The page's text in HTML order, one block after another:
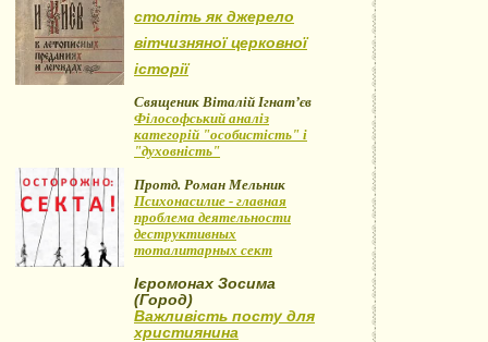
століть як джерело
вітчизняної церковної
історії
Священик Віталій Ігнат’єв
Філософський аналіз
категорій "особистість" і
"духовність"
Протд. Роман Мельник
Психонасилие - главная
проблема деятельности
деструктивных
тоталитарных сект
Ієромонах Зосима
(Город)
Важливість посту для
християнина